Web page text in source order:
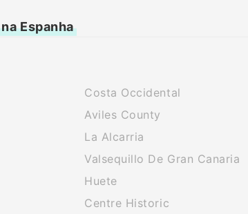
Espanha
Costa Occidental
Aviles County
La Alcarria
Valsequillo De Gran Canaria
Huete
Centre Historic